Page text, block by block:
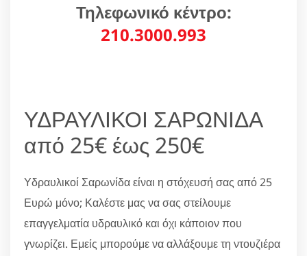
Τηλεφωνικό κέντρο:
210.3000.993
ΥΔΡΑΥΛΙΚΟΙ ΣΑΡΩΝΙΔΑ
από 25€ έως 250€
Υδραυλικοί Σαρωνίδα είναι η στόχευσή σας από 25
Ευρώ μόνο; Καλέστε μας να σας στείλουμε
επαγγελματία υδραυλικό και όχι κάποιον που
γνωρίζει. Εμείς μπορούμε να αλλάξουμε τη ντουζιέρα